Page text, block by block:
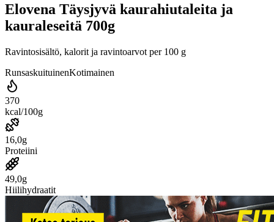
Elovena Täysjyvä kaurahiutaleita ja
kauraleseitä 700g
Ravintosisältö, kalorit ja ravintoarvot per 100 g
RunsaskuituinenKotimainen
370
kcal/100g
16,0g
Proteiini
49,0g
Hiilihydraatit